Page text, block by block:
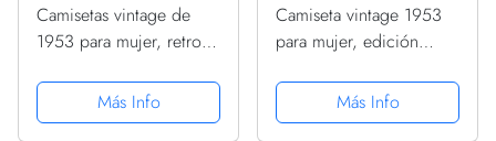
Camisetas vintage de
1953 para mujer, retro,
de 1953 Sudadera
Más Info
Camiseta vintage 1953
para mujer, edición
1953 Sudadera
Más Info